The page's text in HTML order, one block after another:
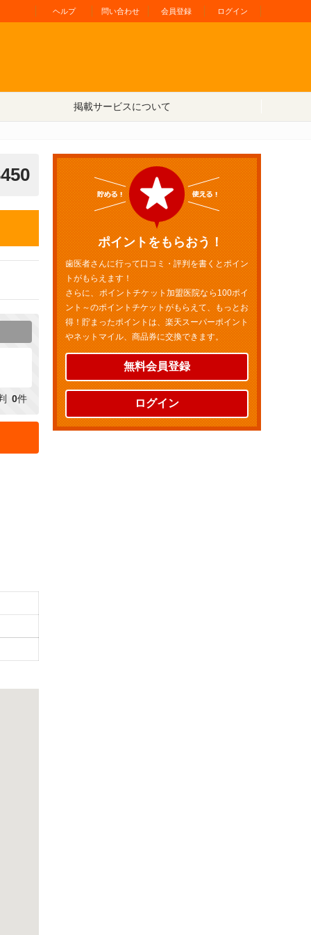
ヘルプ 問い合わせ 会員登録 ログイン
掲載サービスについて
0件
ポイントをもらおう！
歯医者さんに行って口コミ・評判を書くとポイン
トがもらえます！
さらに、ポイントチケット加盟医院なら100ポイ
ント～のポイントチケットがもらえて、もっとお
得！貯まったポイントは、楽天スーパーポイント
やネットマイル、商品券に交換できます。
無料会員登録
ログイン